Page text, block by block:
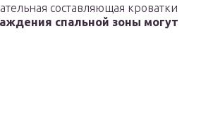
составляющая кроватки
спальной зоны могут